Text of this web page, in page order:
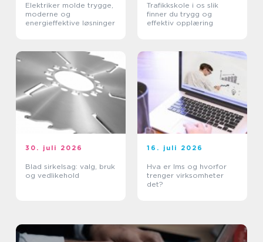
Elektriker molde trygge,
moderne og
energieffektive løsninger
Trafikkskole i os slik
finner du trygg og
effektiv opplæring
30. juli 2026
Blad sirkelsag: valg, bruk
og vedlikehold
16. juli 2026
Hva er lms og hvorfor
trenger virksomheter
det?